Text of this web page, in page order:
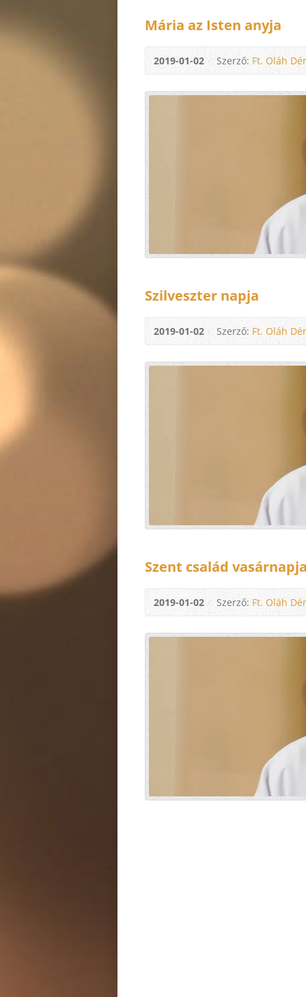
Mária az Isten anyja
2019-01-02 Szerző:Ft. Oláh
Szilveszter napja
2019-01-02 Szerző:Ft. Oláh
Szent család
2019-01-02 Szerző:Ft. Oláh